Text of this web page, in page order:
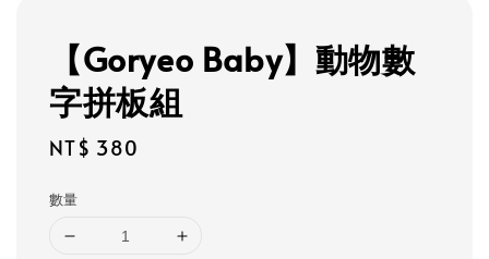
【Goryeo Baby】動物數
字拼板組
Regular
NT$ 380
數量